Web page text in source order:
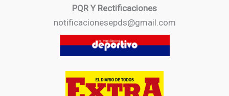
PQR Y Rectificaciones
notificacionesepds@gmail.com